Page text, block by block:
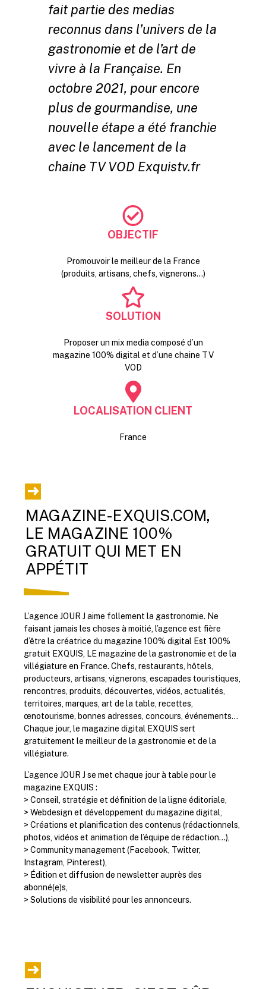
fait partie des medias
reconnus dans l’univers de la
gastronomie et de l’art de
vivre à la Française. En
octobre 2021, pour encore
plus de gourmandise, une
nouvelle étape a été franchie
avec le lancement de la
chaine TV VOD Exquistv.fr
OBJECTIF
Promouvoir le meilleur de la France
(produits, artisans, chefs, vignerons…)
SOLUTION
Proposer un mix media composé d’un
magazine 100% digital et d’une chaine TV
VOD
LOCALISATION CLIENT
France
MAGAZINE-EXQUIS.COM,
LE MAGAZINE 100%
GRATUIT QUI MET EN
APPÉTIT
L’agence JOUR J aime follement la gastronomie. Ne
faisant jamais les choses à moitié, l’agence est fière
d’être la créatrice du magazine 100% digital Est 100%
gratuit EXQUIS, LE magazine de la gastronomie et de la
villégiature en France. Chefs, restaurants, hôtels,
producteurs, artisans, vignerons, escapades touristiques,
rencontres, produits, découvertes, vidéos, actualités,
territoires, marques, art de la table, recettes,
œnotourisme, bonnes adresses, concours, événements…
Chaque jour, le magazine digital EXQUIS sert
gratuitement le meilleur de la gastronomie et de la
villégiature.
L’agence JOUR J se met chaque jour à table pour le
magazine EXQUIS :
> Conseil, stratégie et définition de la ligne éditoriale,
> Webdesign et développement du magazine digital,
> Créations et planification des contenus (rédactionnels,
photos, vidéos et animation de l’équipe de rédaction…),
> Community management (Facebook, Twitter,
Instagram, Pinterest),
> Édition et diffusion de newsletter auprès des
abonné(e)s,
> Solutions de visibilité pour les annonceurs.